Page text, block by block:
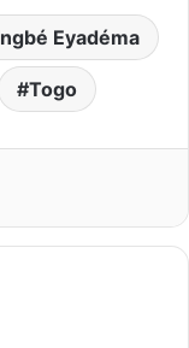
Eyadéma
Togo